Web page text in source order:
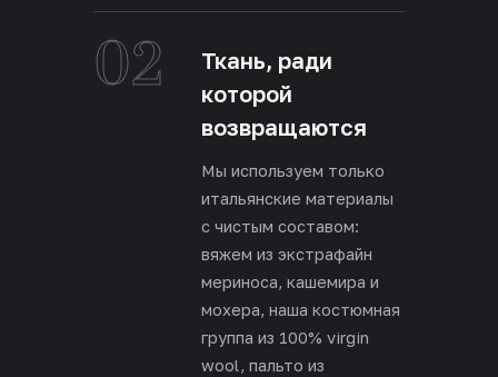
02
Ткань, ради
которой
возвращаются
Мы используем только
итальянские материалы
с чистым составом:
вяжем из экстрафайн
мериноса, кашемира и
мохера, наша костюмная
группа из 100% virgin
wool, пальто из